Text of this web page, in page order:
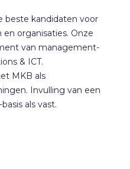
beste kandidaten voor
organisaties. Onze
van management-
& ICT.
MKB als
Invulling van een
als vast.